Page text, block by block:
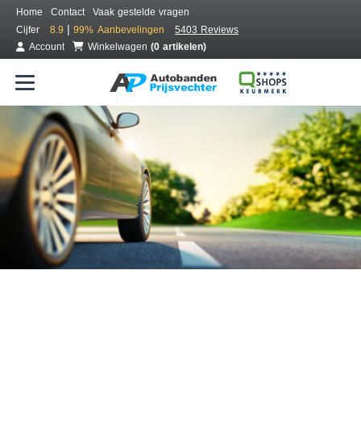
Home Contact
Vaak gestelde vragen
Cijfer
8.9 | 99% Aanbevelingen
5403 Reviews
Account
Winkelwagen (0 artikelen)
Bestel voordelig banden online
Gratis bezorgd of montage bij jou in de buurt
Seizoen:
Merken: